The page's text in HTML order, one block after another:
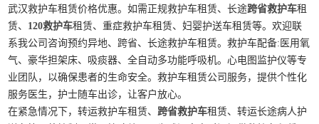
武汉救护车租赁价格优惠。如需正规救护车租赁、长途跨省救护车租
赁、 120救护车租赁、重症救护车租赁、妇婴护送车租赁等。欢迎联
系我公司咨询预约异地、跨省、长途救护车租赁。救护车配备:医用氧
气、豪华担架床、吸痰器、全自动多功能呼吸机。心电图监护仪等专
业团队，以确保患者的生命安全。救护车租赁公司服务，提供个性化
服务医生，护士随车出诊，让客户放心。
在紧急情况下，转运救护车租赁、跨省救护车租赁、转运长途病人护